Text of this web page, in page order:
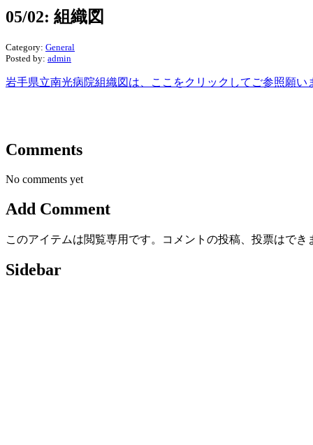
05/02: 組織図
Category: General
Posted by: admin
岩手県立南光病院組織図は、ここをクリックしてご参照願い
Comments
No comments yet
Add Comment
このアイテムは閲覧専用です。コメントの投稿、投票はでき
Sidebar